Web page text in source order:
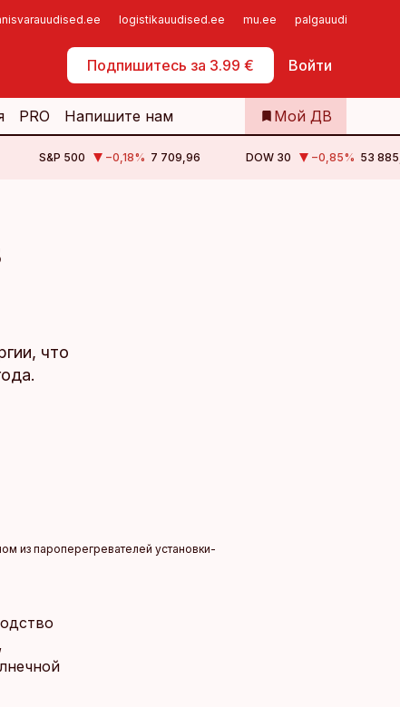
logistikauudised.ee mu.ee palgauudised.ee
Подпишитесь за 3.99 € Войти
Самообслуживание
PRO Напишите нам Мой ДВ
S&P 500 −0,18% 7 709,96 DOW 30 −0,85% 53
что
из пароперегревателей установки-